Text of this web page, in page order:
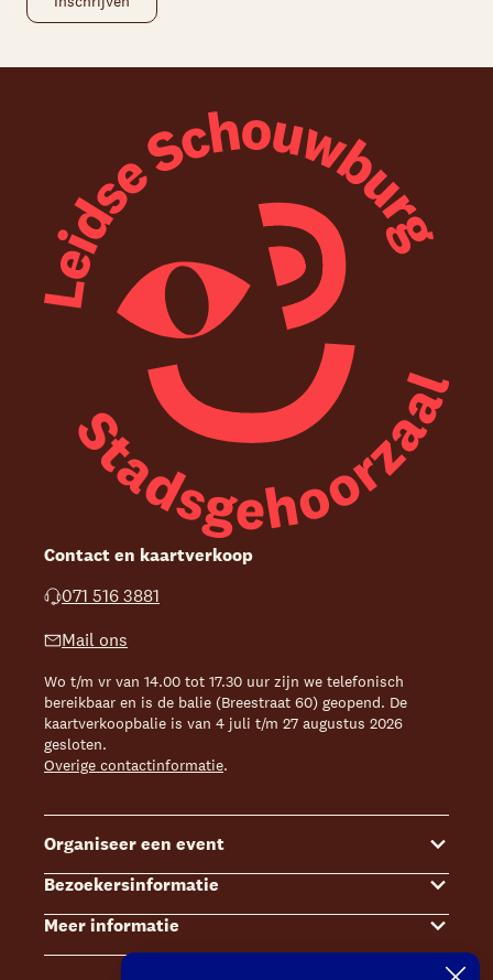
Contact en kaartverkoop
071 516 3881
Mail ons
Wo t/m vr van 14.00 tot 17.30 uur zijn we telefonisch
bereikbaar en is de balie (Breestraat 60) geopend. De
kaartverkoopbalie is van 4 juli t/m 27 augustus 2026
gesloten.
Overige contactinformatie.
Organiseer een event
Events
Zalenoverzicht
Contact Sales & Events
Bezoekersinformatie
Kaartverkoop
Bereikbaarheid
Meer informatie